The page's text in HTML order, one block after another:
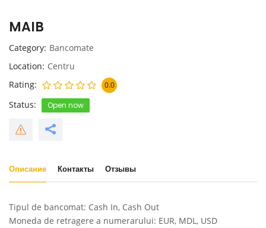
MAIB
Category Bancomate
Location Centru
Rating
0.0
Status Open now
Описание Контакты Отзывы
Tipul de bancomat: Cash In, Cash Out
Moneda de retragere a numerarului: EUR, MDL, USD